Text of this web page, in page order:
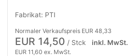
Fabrikat: PTI
Normaler Verkaufspreis EUR 48,33
EUR 14,50 / Stck inkl. MwSt.
EUR 11,60 ex. MwSt.